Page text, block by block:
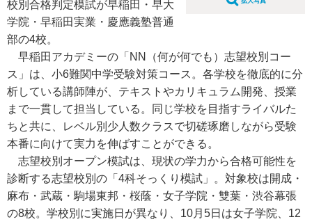
校別合格判定模試が早稲田・早大
学院・早稲田実業・慶應義塾普通
部の4校。
早稲田アカデミーの「NN（何が何でも）志望校別コー
ス」は、小6難関中学受験対策コース。各学校を徹底的に分
析している講師陣が、テキストやカリキュラム開発、授業
まで一貫して担当している。同じ学校を目指すライバルた
ちと共に、レベル別少人数クラスで切磋琢磨しながら受験
本番に向けて実力を伸ばすことができる。
志望校別オープン模試は、現状の学力から合格可能性を
診断する志望校別の「4科そっくり模試」。対象校は開成・
麻布・武蔵・駒場東邦・桜蔭・女子学院・雙葉・渋谷幕張
の8校。学校別に実施日が異なり、10月5日は女子学院、12